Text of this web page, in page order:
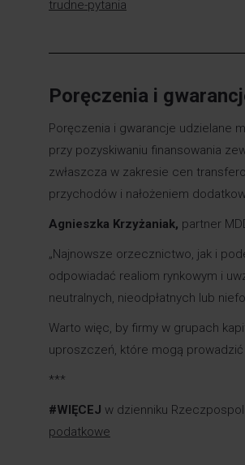
trudne-pytania
Poręczenia i
Poręczenia i gwarancje udzielane
przy pozyskiwaniu finansowania
zwłaszcza w zakresie cen
przychodów i nałożeniem
Agnieszka Krzyżaniak, partner
„Najnowsze orzecznictwo, jak i
odpowiadać realiom rynkowym i
neutralnych, nieodpłatnych lub
Warto więc, by firmy w grupach
uproszczeń, które mogą
***
#WIĘCEJ w dzienniku
podatkowe